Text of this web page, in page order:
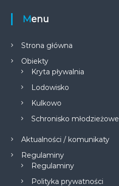
Menu
Strona główna
Obiekty
Kryta pływalnia
Lodowisko
Kulkowo
Schronisko młodzieżowe
Aktualności / komunikaty
Regulaminy
Regulaminy
Polityka prywatności